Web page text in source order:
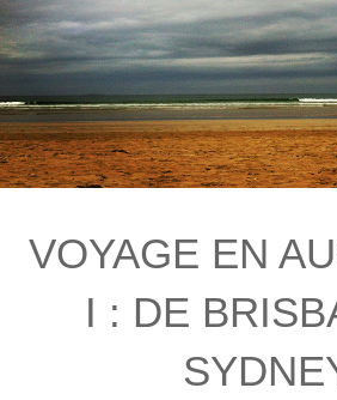
VOYAGE EN
I : DE